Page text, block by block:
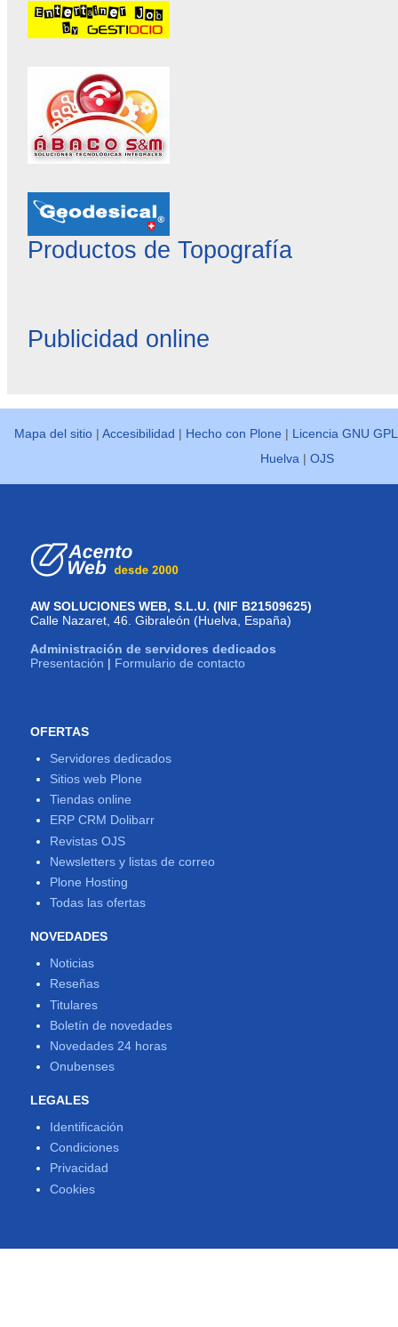
Productos de Topografía
Publicidad online
Mapa del sitio |Accesibilidad | Hecho con Plone | Licencia GNU GPL
Huelva |OJS
AW SOLUCIONES WEB, S.L.U. (NIF B21509625)
Calle Nazaret, 46. Gibraleón (Huelva, España)
Administración de servidores dedicados
Presentación | Formulario de contacto
OFERTAS
Servidores dedicados
Sitios web Plone
Tiendas online
ERP CRM Dolibarr
Revistas OJS
Newsletters y listas de correo
Plone Hosting
Todas las ofertas
NOVEDADES
Noticias
Reseñas
Titulares
Boletín de novedades
Novedades 24 horas
Onubenses
LEGALES
Identificación
Condiciones
Privacidad
Cookies